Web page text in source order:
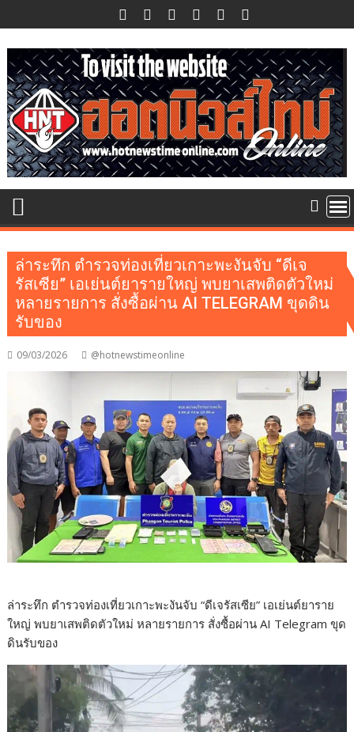
to
content
ล่าระทึก ตำรวจท่องเที่ยวเกาะพะงันจับ “ดีเจ
รัสเซีย” เอเย่นต์ยารายใหญ่ พบยาเสพติดตัวใหม่
หลายรายการ สั่งซื้อผ่าน AI TELEGRAM ขุดดิน
รับของ
09/03/2026 @hotnewstimeonline
ล่าระทึก ตำรวจท่องเที่ยวเกาะพะงันจับ “ดีเจรัสเซีย” เอเย่นต์ยาราย
ใหญ่ พบยาเสพติดตัวใหม่ หลายรายการ สั่งซื้อผ่าน AI Telegram ขุด
ดินรับของ